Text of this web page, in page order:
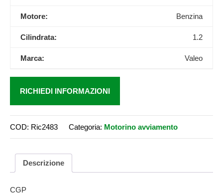
Motore: Benzina
Cilindrata: 1.2
Marca: Valeo
RICHIEDI INFORMAZIONI
COD: Ric2483 Categoria: Motorino avviamento
Descrizione
CGP